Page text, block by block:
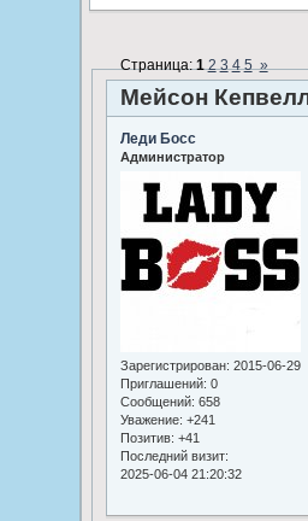
Мейсон
Страница:1 2 3 4 5 »
Леди Босс
Администратор
Зарегистрирован: 2015-06-29
Приглашений: 0
Сообщений: 658
Уважение: +241
Позитив: +41
Последний визит:
2025-06-04 21:20:32